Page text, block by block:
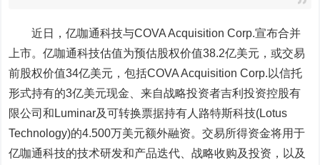
近日，亿咖通科技与COVA Acquisition Corp.宣布合并
上市。亿咖通科技估值为预估股权价值38.2亿美元，或交易
前股权价值34亿美元，包括COVA Acquisition Corp.以信托
形式持有的3亿美元现金、来自战略投资者吉利投资控股有
限公司和Luminar及可转换票据持有人路特斯科技(Lotus
Technology)的4.500万美元额外融资。交易所得资金将用于
亿咖通科技的技术研发和产品迭代、战略收购及投资，以及